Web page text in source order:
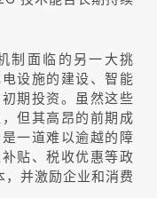
制面临的另一大挑
设施的建设、智能
期投资。虽然这些
但其高昂的前期成
一道难以逾越的障
贴、税收优惠等政
并激励企业和消费